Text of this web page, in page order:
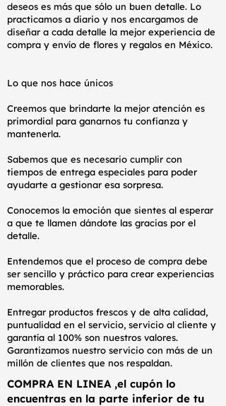
deseos es más que sólo un buen detalle. Lo
practicamos a diario y nos encargamos de
diseñar a cada detalle la mejor experiencia de
compra y envío de flores y regalos en México.
Lo que nos hace únicos
Creemos que brindarte la mejor atención es
primordial para ganarnos tu confianza y
mantenerla.
Sabemos que es necesario cumplir con
tiempos de entrega especiales para poder
ayudarte a gestionar esa sorpresa.
Conocemos la emoción que sientes al esperar
a que te llamen dándote las gracias por el
detalle.
Entendemos que el proceso de compra debe
ser sencillo y práctico para crear experiencias
memorables.
Entregar productos frescos y de alta calidad,
puntualidad en el servicio, servicio al cliente y
garantía al 100% son nuestros valores.
Garantizamos nuestro servicio con más de un
millón de clientes que nos respaldan.
COMPRA EN LINEA ,el cupón lo
encuentras en la parte inferior de tu